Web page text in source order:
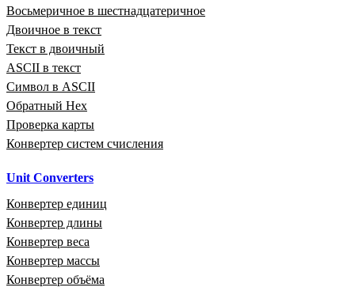
Восьмеричное в шестнадцатеричное
Двоичное в текст
Текст в двоичный
ASCII в текст
Символ в ASCII
Обратный Hex
Проверка карты
Конвертер систем счисления
Unit Converters
Конвертер единиц
Конвертер длины
Конвертер веса
Конвертер массы
Конвертер объёма